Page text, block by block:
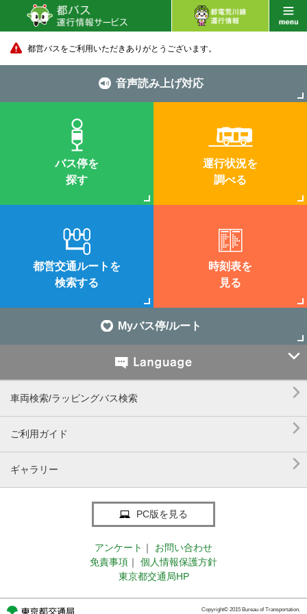
都営バスをご利用いただきありがとうございます。
音声読み上げ対応
バス停を
探す
運行状況を
調べる
都営交通ルートを
検索する
時刻表を
見る
Myバス停/ルート

車両検索/ラッピングバス検索 
ご利用ガイド 
ギャラリー 
PC版を見る
アンケート ｜
お問い合わせ
免責事項 ｜
個人情報保護方針
東京都交通局HP
Copyright© 2015 Bureau of Transportation.